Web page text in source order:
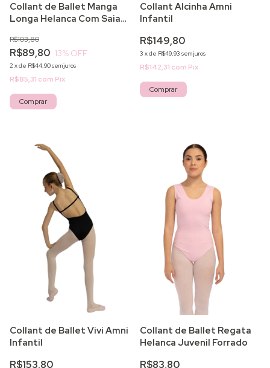
Collant de Ballet Manga
Longa Helanca Com Saia
R$89,80
R$103,80
13% OFF
2 xde R$44,90sem juros
R$85,31 com Pix
Comprar
Collant Alcinha Amni
Infantil
R$149,80
3 xde R$49,93 sem juros
R$142,31 com Pix
Comprar
Collant de Ballet Vivi Amni
Infantil
R$153,80
Collant de Ballet Regata
Helanca Juvenil Forrado
R$83,80